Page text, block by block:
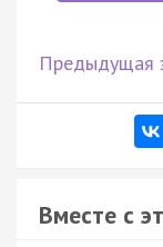
Предыдущая
Вместе с